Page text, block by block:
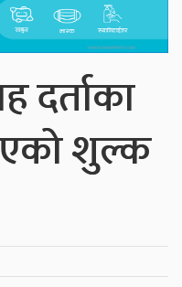
दर्ताका
शुल्क